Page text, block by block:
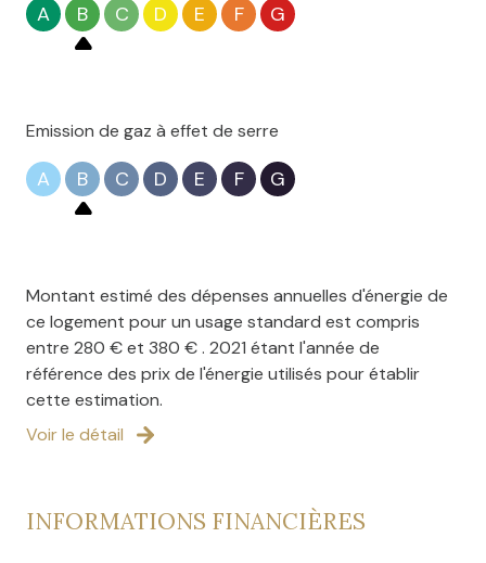
A B C D E F G
Emission de gaz à effet de serre
A B C D E F G
Montant estimé des dépenses annuelles d'énergie de
ce logement pour un usage standard est compris
entre 280 € et 380 € . 2021 étant l'année de
référence des prix de l'énergie utilisés pour établir
cette estimation.
Voir le détail
INFORMATIONS FINANCIÈRES